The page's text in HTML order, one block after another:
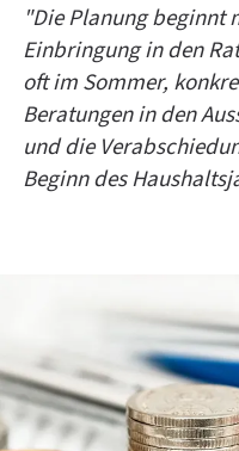
"Die Planung beginnt
Einbringung in den
oft im Sommer,
Beratungen in den
und die
Beginn des